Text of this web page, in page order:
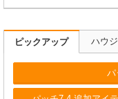
ピックアップ ハウ
パ